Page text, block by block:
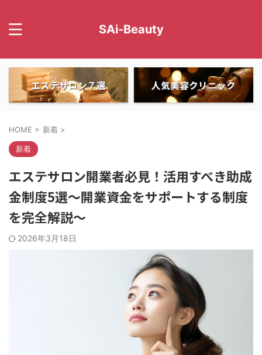
SAi-Beauty
エステサロン７選 人気美容クリニック
HOME > 新着 >
新着
エステサロン開業者必見！活用すべき助成
金制度5選～開業資金をサポートする制度
を完全解説～
2026年3月18日